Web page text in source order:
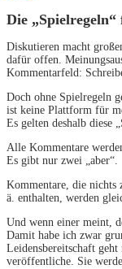
Die
Diskutieren macht
dafür offen.
Kommentarfeld:
Doch ohne Spielregeln
ist keine Plattform für
Es gelten deshalb diese
Alle Kommentare
Es gibt nur zwei „aber“.
Kommentare, die nichts
ä. enthalten, werden
Und wenn einer meint,
Damit habe ich zwar
Leidensbereitschaft
veröffentliche. Sie